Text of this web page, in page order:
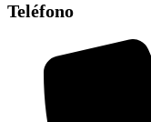
Teléfono